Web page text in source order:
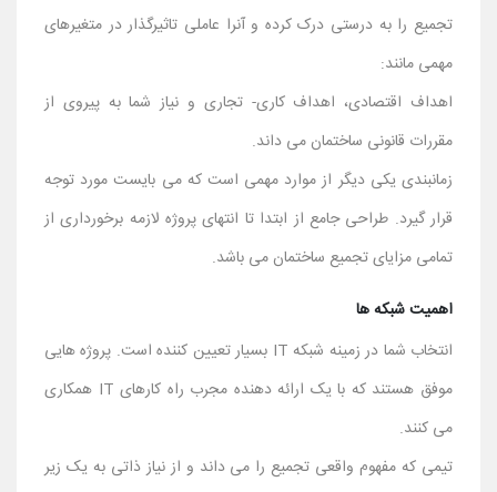
تجمیع را به درستی درک کرده و آنرا عاملی تاثیرگذار در متغیرهای
مهمی مانند:
اهداف اقتصادی، اهداف کاری- تجاری و نیاز شما به پیروی از
مقررات قانونی ساختمان می داند.
زمانبندی یکی دیگر از موارد مهمی است که می بایست مورد توجه
قرار گیرد. طراحی جامع از ابتدا تا انتهای پروژه لازمه برخورداری از
تمامی مزایای تجمیع ساختمان می باشد.
اهمیت شبکه ها
انتخاب شما در زمینه شبکه IT بسیار تعیین کننده است. پروژه هایی
موفق هستند که با یک ارائه دهنده مجرب راه کارهای IT همکاری
می کنند.
تیمی که مفهوم واقعی تجمیع را می داند و از نیاز ذاتی به یک زیر